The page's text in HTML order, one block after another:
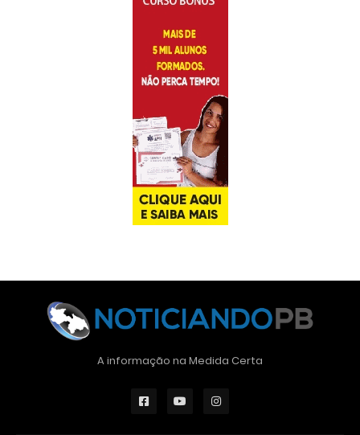
A informação na Medida Certa